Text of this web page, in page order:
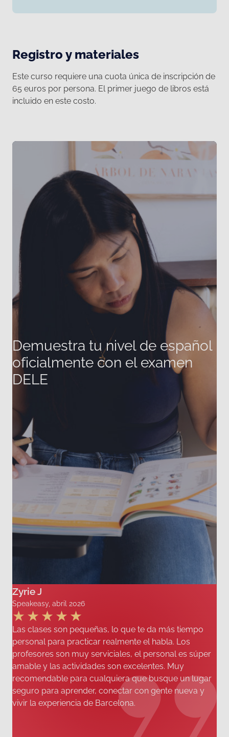
Registro y materiales
Este curso requiere una cuota única de inscripción de
65 euros por persona. El primer juego de libros está
incluido en este costo.
Demuestra tu nivel de español
oficialmente con el examen
DELE
Zyrie J
Speakeasy, abril 2026
Las clases son pequeñas, lo que te da más tiempo
personal para practicar realmente el habla. Los
profesores son muy serviciales, el personal es súper
amable y las actividades son excelentes. Muy
recomendable para cualquiera que busque un lugar
seguro para aprender, conectar con gente nueva y
vivir la experiencia de Barcelona.